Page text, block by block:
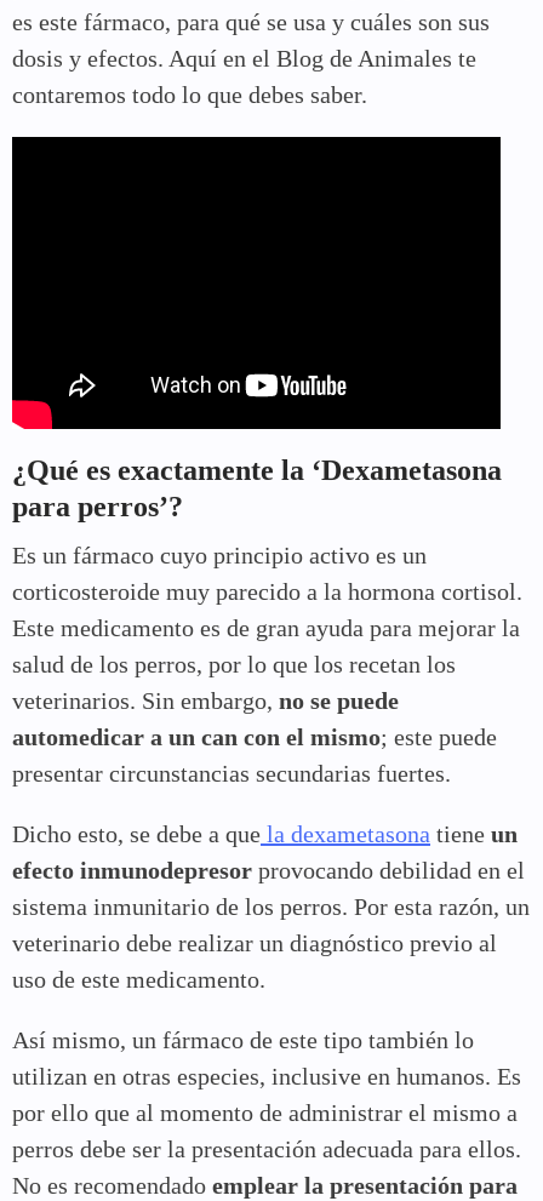
es este fármaco, para qué se usa y cuáles son sus
dosis y efectos. Aquí en el Blog de Animales te
contaremos todo lo que debes saber.
¿Qué es exactamente la ‘Dexametasona
para perros’?
Es un fármaco cuyo principio activo es un
corticosteroide muy parecido a la hormona cortisol.
Este medicamento es de gran ayuda para mejorar la
salud de los perros, por lo que los recetan los
veterinarios. Sin embargo, no se puede
automedicar a un can con el mismo; este puede
presentar circunstancias secundarias fuertes.
Dicho esto, se debe a que la dexametasona tiene un
efecto inmunodepresor provocando debilidad en el
sistema inmunitario de los perros. Por esta razón, un
veterinario debe realizar un diagnóstico previo al
uso de este medicamento.
Así mismo, un fármaco de este tipo también lo
utilizan en otras especies, inclusive en humanos. Es
por ello que al momento de administrar el mismo a
perros debe ser la presentación adecuada para ellos.
No es recomendado emplear la presentación para